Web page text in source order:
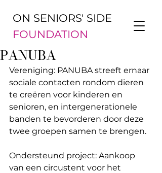
ON SENIORS' SIDE
FOUNDATION
PANUBA
Vereniging: PANUBA streeft ernaar
sociale contacten rondom dieren
te creëren voor kinderen en
senioren, en intergenerationele
banden te bevorderen door deze
twee groepen samen te brengen.
Ondersteund project: Aankoop
van een circustent voor het